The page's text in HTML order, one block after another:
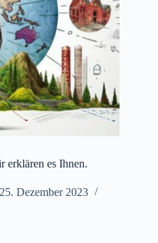
erklären es Ihnen.
25. Dezember 2023